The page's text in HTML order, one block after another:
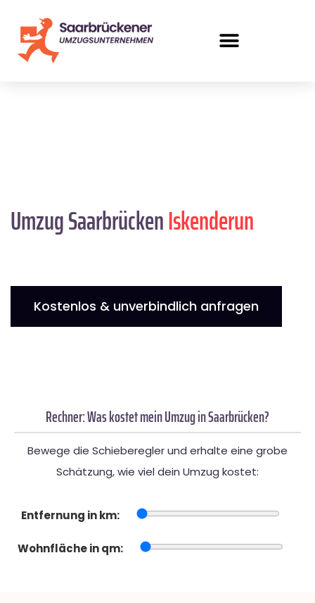
Umzug SaarbrückenIskenderun
Kostenlos & unverbindlich anfragen
Rechner: Was kostet mein Umzug in Saarbrücken?
Bewege die Schieberegler und erhalte eine grobe
Schätzung, wie viel dein Umzug kostet:
Entfernung in km:
Wohnfläche in qm: